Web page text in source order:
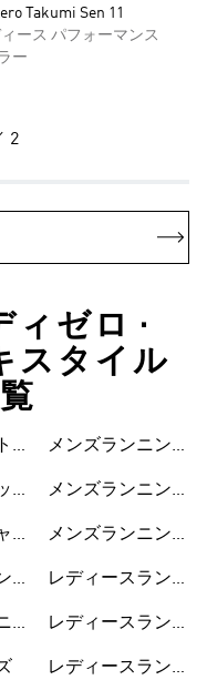
Takumi Sen 11
ィース パフォーマンス
ー
2
ィゼロ •
スタイル
ム
ク
ッ
グ
ン
メンズランニング
メンズランニング
メンズランニング
レディースランニ
レディースランニ
レディースランニ